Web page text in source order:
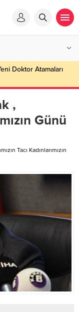
Doktor Atamaları
,
Günü
Tacı Kadınlarımızın